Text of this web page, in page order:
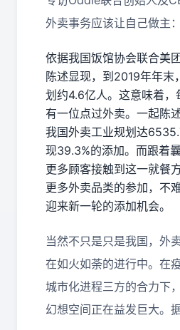
外卖事务应该让自己做主：
依据我国饭馆协会联合美
陈述显现，到 2019年年末
划约4.6亿人。这意味着
有一位点过外卖。一起陈
我国外卖工业规划达
现39.3%的添加。而跟着
更多顾客接触到这一就餐
更多外卖品类的参加，不
迎来新一轮的添加机会。
当然不只是只是我国，外
在如火如荼的进行中。在
城市化进程三方的合力下
幻想空间正在益发巨大。